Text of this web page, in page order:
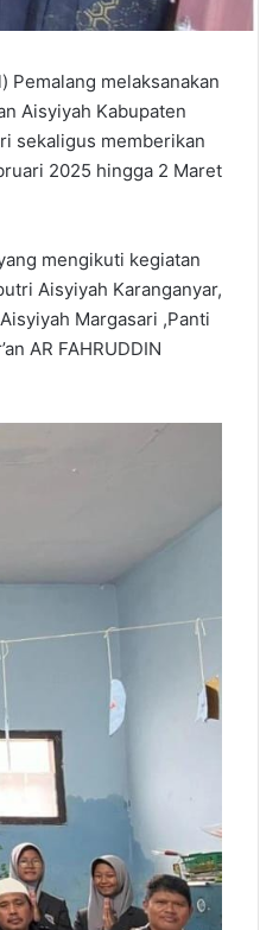
Pemalang melaksanakan
Aisyiyah Kabupaten
sekaligus memberikan
2025 hingga 2 Maret
mengikuti kegiatan
Aisyiyah Karanganyar,
Margasari ,Panti
AR FAHRUDDIN